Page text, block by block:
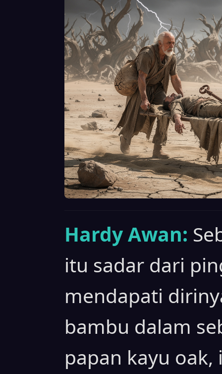
Hardy Awan:
itu sadar dari
mendapati
bambu dalam
papan kayu